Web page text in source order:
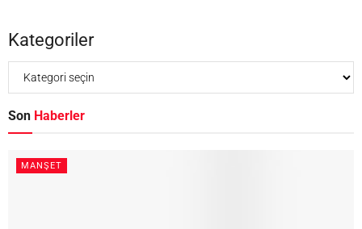
Kategoriler
Son Haberler
MANŞET